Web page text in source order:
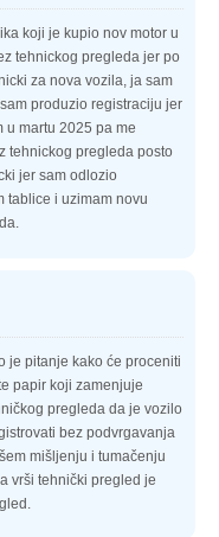
koji je kupio nov motor u
tehnickog pregleda jer po
za nova vozila, ja sam
produzio registraciju jer
u martu 2025 pa me
tehnickog pregleda posto
jer sam odlozio
tablice i uzimam novu
je pitanje kako će proceniti
papir koji zamenjuje
pregleda da je vozilo
bez podvrgavanja
mišljenju i tumačenju
vrši tehnički pregled je